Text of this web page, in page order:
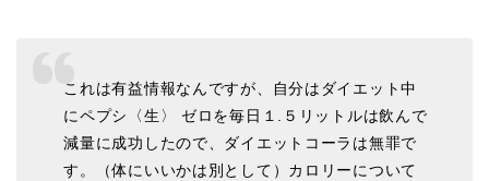
これは有益情報なんですが、自分はダイエット中
にペプシ〈生〉 ゼロを毎日１.５リットルは飲んで
減量に成功したので、ダイエットコーラは無罪で
す。（体にいいかは別として）カロリーについて